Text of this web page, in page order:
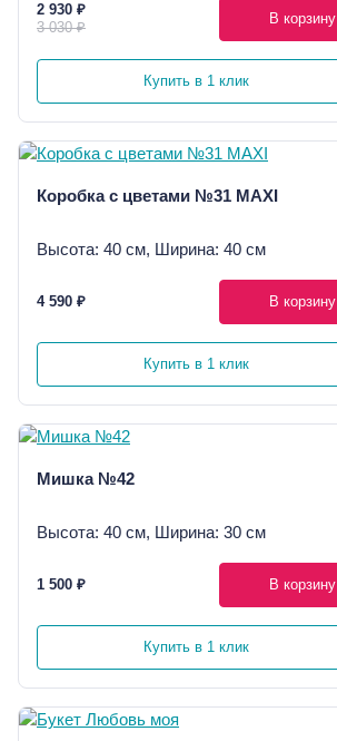
2 930 ₽
3 030 ₽
В корзину
Купить в 1 клик
Коробка с цветами №31 MAXI
Высота: 40 см, Ширина: 40 см
4 590 ₽ В корзину
Купить в 1 клик
Мишка №42
Высота: 40 см, Ширина: 30 см
1 500 ₽ В корзину
Купить в 1 клик